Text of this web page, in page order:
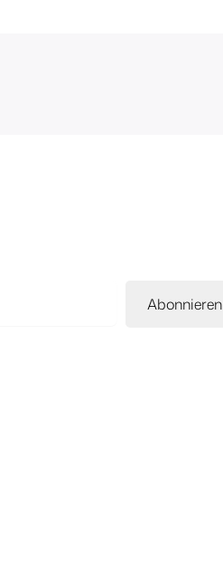
Abonnieren